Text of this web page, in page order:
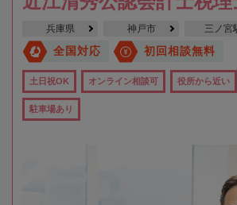
兵庫県 神戸市 三ノ宮
全国対応 初回相談無料
土日祝OK オンライン相談可 役所から近い
駐車場あり